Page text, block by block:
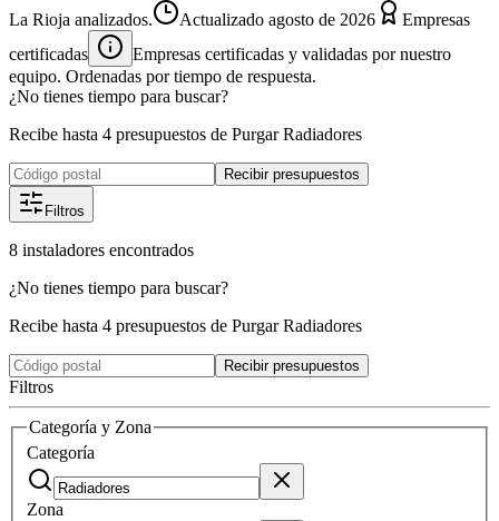
La Rioja analizados.
Actualizado agosto de 2026
Empresas
certificadas
Empresas certificadas y validadas por nuestro
equipo. Ordenadas por tiempo de respuesta.
¿No tienes tiempo para buscar?
Recibe hasta 4 presupuestos de Purgar Radiadores
Recibir presupuestos
Filtros
8 instaladores encontrados
¿No tienes tiempo para buscar?
Recibe hasta 4 presupuestos de Purgar Radiadores
Recibir presupuestos
Filtros
Categoría y Zona
Categoría
Zona